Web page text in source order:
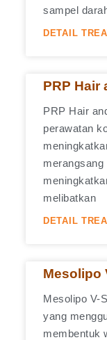
sampel
DETAIL
PRP Hair
PRP Hair
perawatan
merangsang
melibatkan
DETAIL
Mesolipo
Mesolipo V-
yang
membentuk